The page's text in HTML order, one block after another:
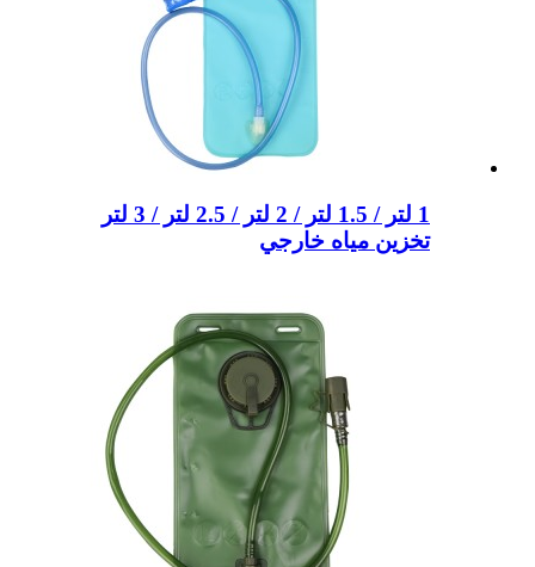
1 لتر / 1.5 لتر / 2 لتر / 2.5 لتر / 3 لتر
تخزين مياه خارجي